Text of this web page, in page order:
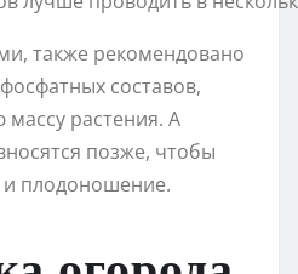
также рекомендовано
составов,
растения. А
позже, чтобы
и плодоношение.